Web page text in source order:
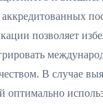
позволяет
В случае
оптимально